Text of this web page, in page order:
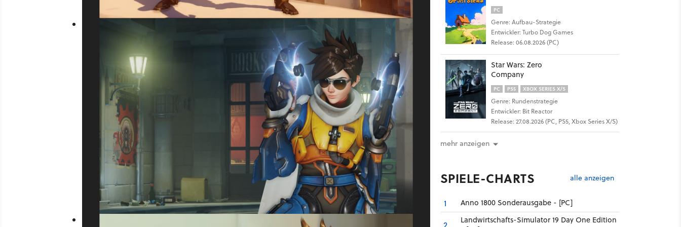
PC
Genre: Aufbau-Strategie
Entwickler: Turbo Dog Games
Release: 06.08.2026 (PC)
Star Wars: Zero
Company
PC PS5 XBOX SERIES X/S
Genre: Rundenstrategie
Entwickler: Bit Reactor
Release: 27.08.2026 (PC, PS5, Xbox Series X/S)
mehr anzeigen
SPIELE-CHARTS alle anzeigen
1 Anno 1800 Sonderausgabe - [PC]
Landwirtschafts-Simulator 19 Day One Edition